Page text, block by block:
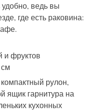
ведь вы
где есть раковина:
рулон,
ящик гарнитура на
кухонных